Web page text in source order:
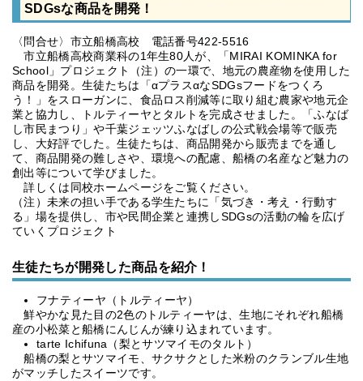
SDGsな商品を開発！
〈問合せ〉市立船橋高校 電話番号422-5516
市立船橋高校商業科の1年生80人が、「MIRAI KOMINKA for
School」プロジェクト（注）の一環で、地元の農産物を使用した
商品を開発。生徒たちは「αプラスαなSDGsフードをつくろ
う！」をスローガンに、食品ロス削減等に取り組む農家や地元企
業と協力し、トルティーヤとタルトを完成させました。「ふなば
し市民まつり」や千葉ジェッツふなばしの公式戦会場等で販売
し、大好評でした。生徒たちは、商品開発から販売までを通し
て、商品開発の難しさや、環境への配慮、船橋の名産など魅力の
創出等について学びました。
詳しくは同校ホームページをご覧ください。
（注）未来の担い手である学生たちに「気づき・考え・行動す
る」場を提供し、市や民間企業と連携しSDGsの活動の輪を広げ
ていくプロジェクト
生徒たちが開発した商品を紹介！
フナティーヤ（トルティーヤ）
鮮やかな見た目の2色のトルティーヤは、生地にそれぞれ船橋
産の小松菜と船橋にんじんが練り込まれています。
tarte Ichifuna（梨とサツマイモのタルト）
船橋の梨とサツマイモ、サクサクとした米粉のクランブル生地
がマッチしたスイーツです。